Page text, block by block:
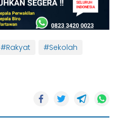
#Rakyat
#Sekolah